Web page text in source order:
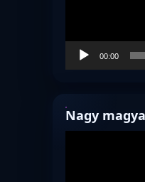
00:00
Nagy